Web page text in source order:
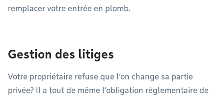
remplacer votre entrée en plomb.
Gestion des litiges
Votre propriétaire refuse que l’on change sa partie
privée? Il a tout de même l’obligation réglementaire de